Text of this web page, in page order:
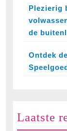
Plezierig
de
Ontdek
Laatste